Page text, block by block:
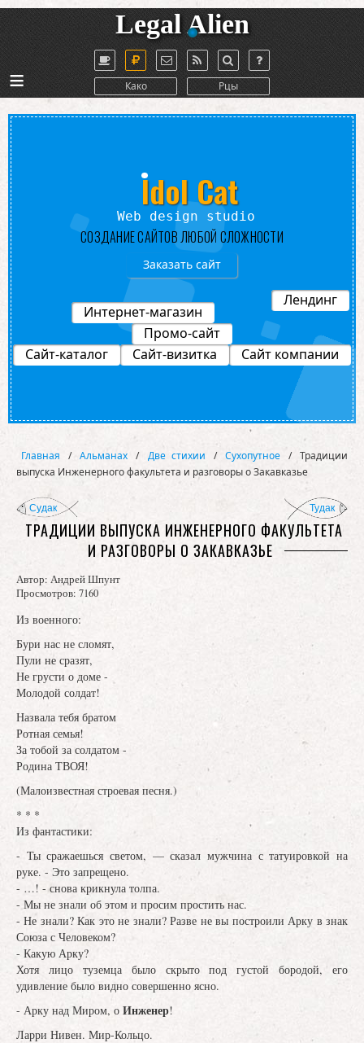
Legal Alien
Како Рцы
≡
Лендинг
Промо-сайт
Интернет-магазин
Idol Cat
tudio
СОЗДАНИЕ САЙТОВ ЛЮБОЙ СЛОЖНОСТИ
Заказать сайт
Сайт-каталог Сайт-визитка Сайт компании
Главная / Альманах / Две стихии / Сухопутное / Традиции
выпуска Инженерного факультета и разговоры о Закавказье
Судак Тудак
ТРАДИЦИИ ВЫПУСКА ИНЖЕНЕРНОГО ФАКУЛЬТЕТА
И РАЗГОВОРЫ О ЗАКАВКАЗЬЕ
Автор: Андрей Шпунт
Просмотров: 7160
Из военного:
Бури нас не сломят,
Пули не сразят,
Не грусти о доме -
Молодой солдат!
Назвала тебя братом
Ротная семья!
За тобой за солдатом -
Родина ТВОЯ!
(Малоизвестная строевая песня.)
* * *
Из фантастики:
- Ты сражаешься светом, — сказал мужчина с татуировкой на
руке. - Это запрещено.
- …! - снова крикнула толпа.
- Мы не знали об этом и просим простить нас.
- Не знали? Как это не знали? Разве не вы построили Арку в знак
Союза с Человеком?
- Какую Арку?
Хотя лицо туземца было скрыто под густой бородой, его
удивление было видно совершенно ясно.
- Арку над Миром, о Инженер!
Ларри Нивен. Мир-Кольцо.